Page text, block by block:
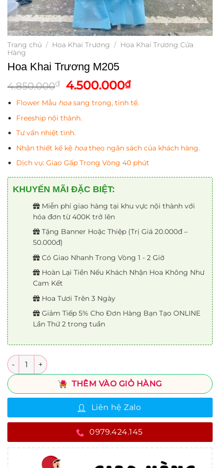
Trang chủ / Hoa Khai Trương / Hoa Khai Trương Cửa
Hàng
Hoa Khai Trương M205
4.850.000₫
Giá
là:
4.850.000₫.
4.500.000₫Giá
hiện
tại
Flower Mẫu hoasang trọng, tinh tế.
Freeship nội thành.
Tư vấn nhiệt tình.
Nhận thiết kế kệ hoatheo ngân sách của khách hàng.
Dịch vụ: Giao Gấp Trong Vòng 40 phút
KHUYẾN MÃI ĐẶC BIỆT:
Miễn phí giao hàng tại khu vực nội thành với
hóa đơn từ 400K trở lên
Tặng Banner Hoặc Thiệp (Trị Giá 20.000đ –
50.000đ)
Có Giao Nhanh Trong Vòng 1 - 2 Giờ
Hoàn Lại Tiền Nếu Khách Nhận Hoa Không Như
Cam Kết
Hoa Tươi Trên 3 Ngày
Giảm Tiếp 5% Cho Đơn Hàng Bạn Tạo ONLINE
Lần Thứ 2 trong tuần
Số lượng
THÊM VÀO GIỎ HÀNG
Liên hệ Zalo
0979.424.145